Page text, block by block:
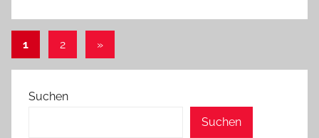
Seitennummerierung
der
Beiträge
1 2
Nächste
»
Suchen
Suchen